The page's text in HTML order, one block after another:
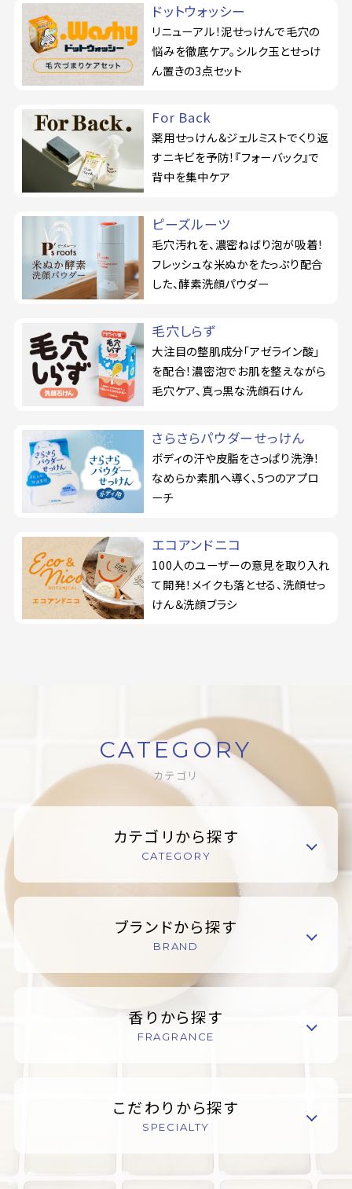
ドットウォッシー
リニューアル！泥せっけんで毛穴の
悩みを徹底ケア。シルク玉とせっけ
ん置きの3点セット
For Back
薬用せっけん＆ジェルミストでくり返
すニキビを予防！『フォーバック』で
背中を集中ケア
ピーズルーツ
毛穴汚れを、濃密ねばり泡が吸着！
フレッシュな米ぬかをたっぷり配合
した、酵素洗顔パウダー
毛穴しらず
大注目の整肌成分「アゼライン酸」
を配合！濃密泡でお肌を整えながら
毛穴ケア、真っ黒な洗顔石けん
さらさらパウダーせっけん
ボディの汗や皮脂をさっぱり洗浄！
なめらか素肌へ導く、5つのアプロ
ーチ
エコアンドニコ
100人のユーザーの意見を取り入れ
て開発！メイクも落とせる、洗顔せっ
けん＆洗顔ブラシ
CATEGORY
カテゴリ
カテゴリから探す
CATEGORY
ブランドから探す
BRAND
香りから探す
FRAGRANCE
こだわりから探す
SPECIALTY